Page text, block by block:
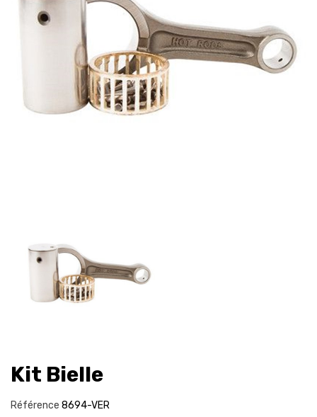
Kit Bielle
Référence 8694-VER